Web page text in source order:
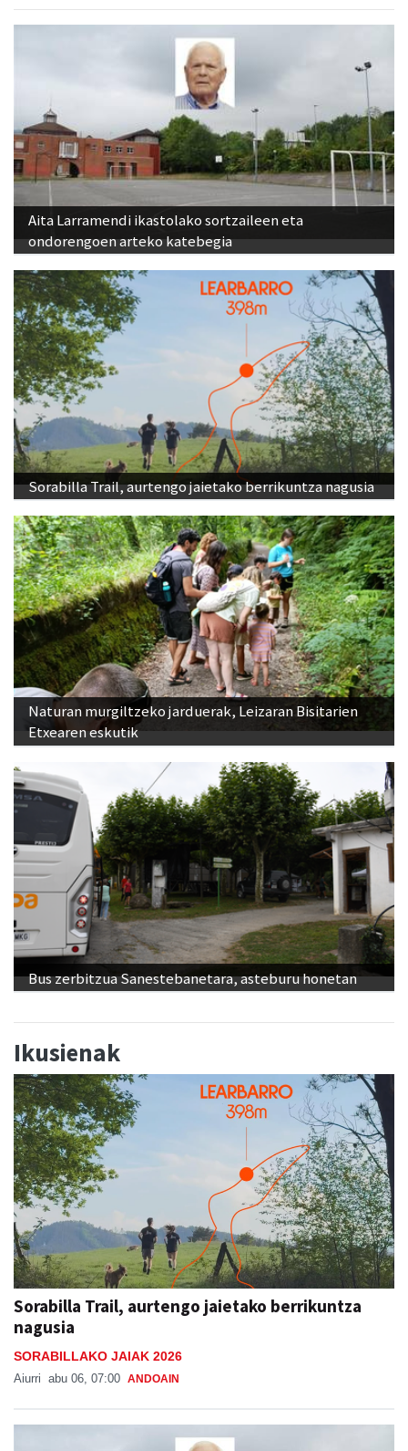
Aita Larramendi ikastolako sortzaileen eta
ondorengoen arteko katebegia
Sorabilla Trail, aurtengo jaietako berrikuntza nagusia
Naturan murgiltzeko jarduerak, Leizaran Bisitarien
Etxearen eskutik
Bus zerbitzua Sanestebanetara, asteburu honetan
Ikusienak
Sorabilla Trail, aurtengo jaietako berrikuntza
nagusia
SORABILLAKO JAIAK 2026
Aiurri abu 06, 07:00 ANDOAIN